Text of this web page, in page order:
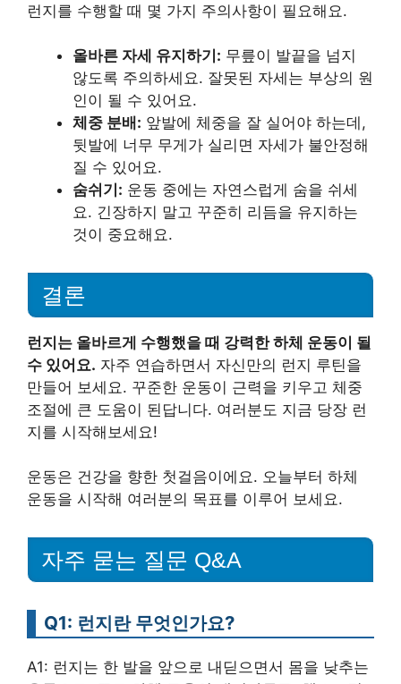
런지를 수행할 때 몇 가지 주의사항이 필요해요.
올바른 자세 유지하기: 무릎이 발끝을 넘지
않도록 주의하세요. 잘못된 자세는 부상의 원
인이 될 수 있어요.
체중 분배: 앞발에 체중을 잘 실어야 하는데,
뒷발에 너무 무게가 실리면 자세가 불안정해
질 수 있어요.
숨쉬기: 운동 중에는 자연스럽게 숨을 쉬세
요. 긴장하지 말고 꾸준히 리듬을 유지하는
것이 중요해요.
결론
런지는 올바르게 수행했을 때 강력한 하체 운동이 될
수 있어요. 자주 연습하면서 자신만의 런지 루틴을
만들어 보세요. 꾸준한 운동이 근력을 키우고 체중
조절에 큰 도움이 된답니다. 여러분도 지금 당장 런
지를 시작해보세요!
운동은 건강을 향한 첫걸음이에요. 오늘부터 하체
운동을 시작해 여러분의 목표를 이루어 보세요.
자주 묻는 질문 Q&A
Q1: 런지란 무엇인가요?
A1: 런지는 한 발을 앞으로 내딛으면서 몸을 낮추는